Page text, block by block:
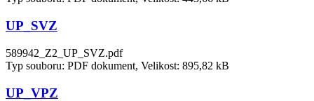
UP_SVZ
589942_Z2_UP_SVZ.pdf
Typ souboru: PDF dokument, Velikost: 895,82 kB
UP_VPZ